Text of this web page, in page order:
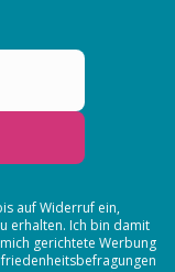
auf Widerruf ein,
erhalten. Ich bin damit
gerichtete Werbung